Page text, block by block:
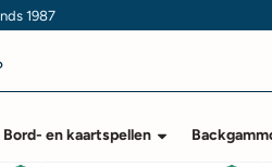
1987
Bord- en kaartspellen